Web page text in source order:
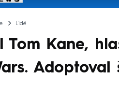
Pořady
Lidé
Tom Kane,
Adoptoval